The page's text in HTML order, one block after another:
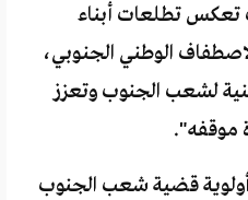
تطلعات أبناء
الوطني الجنوبي،
لشعب الجنوب وتعزز
موقفه".
قضية شعب الجنوب